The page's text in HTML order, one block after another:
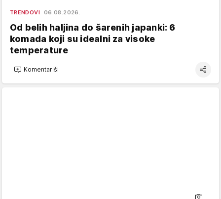
TRENDOVI 06.08.2026.
Od belih haljina do šarenih japanki: 6
komada koji su idealni za visoke
temperature
Komentariši